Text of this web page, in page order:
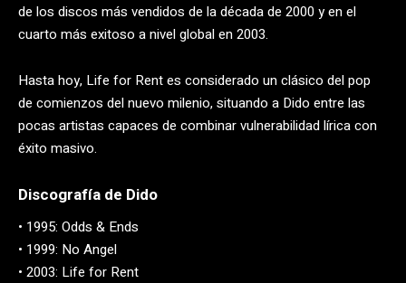
de los discos más vendidos de la década de 2000 y en el
cuarto más exitoso a nivel global en 2003.
Hasta hoy, Life for Rent es considerado un clásico del pop
de comienzos del nuevo milenio, situando a Dido entre las
pocas artistas capaces de combinar vulnerabilidad lírica con
éxito masivo.
Discografía de Dido
• 1995: Odds & Ends
• 1999: No Angel
• 2003: Life for Rent